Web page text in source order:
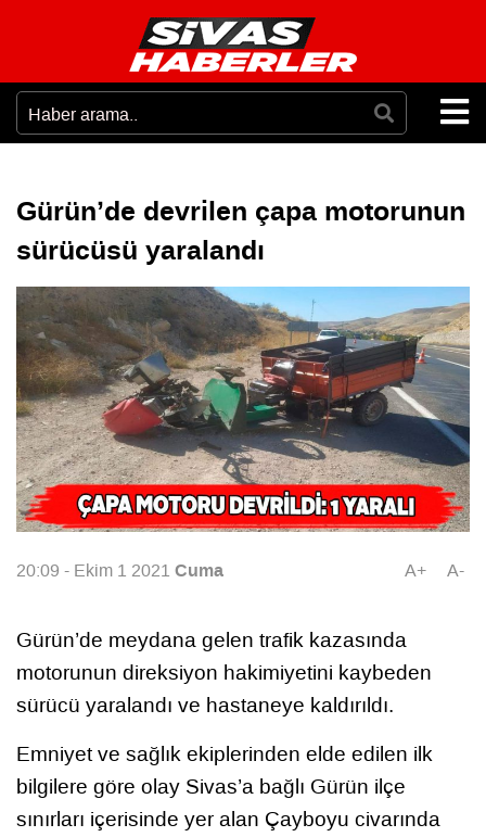
Gürün’de devrilen çapa motorunun
sürücüsü yaralandı
20:09 - Ekim 1 2021 Cuma A+ A-
Gürün’de meydana gelen trafik kazasında
motorunun direksiyon hakimiyetini kaybeden
sürücü yaralandı ve hastaneye kaldırıldı.
Emniyet ve sağlık ekiplerinden elde edilen ilk
bilgilere göre olay Sivas’a bağlı Gürün ilçe
sınırları içerisinde yer alan Çayboyu civarında